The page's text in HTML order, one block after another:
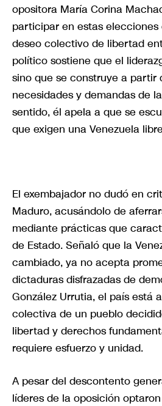
opositora María Corina
participar en estas
deseo colectivo de libertad
político sostiene que el
sino que se construye a partir
necesidades y demandas de
sentido, él apela a que se
que exigen una Venezuela
El exembajador no dudó en
Maduro, acusándolo de
mediante prácticas que
de Estado. Señaló que la
cambiado, ya no acepta
dictaduras disfrazadas de
González Urrutia, el país está
colectiva de un pueblo
libertad y derechos
requiere esfuerzo y unidad.
A pesar del descontento
líderes de la oposición